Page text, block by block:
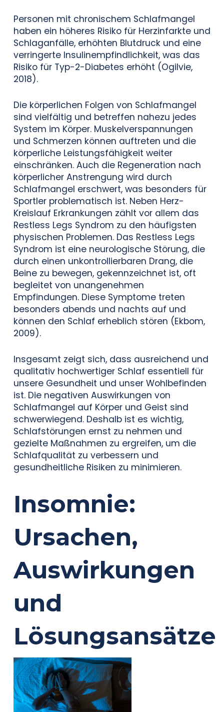
Personen mit chronischem Schlafmangel
haben ein höheres Risiko für Herzinfarkte und
Schlaganfälle, erhöhten Blutdruck und eine
verringerte Insulinempfindlichkeit, was das
Risiko für Typ-2-Diabetes erhöht (Ogilvie,
2018).
Die körperlichen Folgen von Schlafmangel
sind vielfältig und betreffen nahezu jedes
System im Körper. Muskelverspannungen
und Schmerzen können auftreten und die
körperliche Leistungsfähigkeit weiter
einschränken. Auch die Regeneration nach
körperlicher Anstrengung wird durch
Schlafmangel erschwert, was besonders für
Sportler problematisch ist. Neben Herz-
Kreislauf Erkrankungen zählt vor allem das
Restless Legs Syndrom zu den häufigsten
physischen Problemen. Das Restless Legs
Syndrom ist eine neurologische Störung, die
durch einen unkontrollierbaren Drang, die
Beine zu bewegen, gekennzeichnet ist, oft
begleitet von unangenehmen
Empfindungen. Diese Symptome treten
besonders abends und nachts auf und
können den Schlaf erheblich stören (Ekbom,
2009).
Insgesamt zeigt sich, dass ausreichend und
qualitativ hochwertiger Schlaf essentiell für
unsere Gesundheit und unser Wohlbefinden
ist. Die negativen Auswirkungen von
Schlafmangel auf Körper und Geist sind
schwerwiegend. Deshalb ist es wichtig,
Schlafstörungen ernst zu nehmen und
gezielte Maßnahmen zu ergreifen, um die
Schlafqualität zu verbessern und
gesundheitliche Risiken zu minimieren.
Insomnie:
Ursachen,
Auswirkungen
und
Lösungsansätze